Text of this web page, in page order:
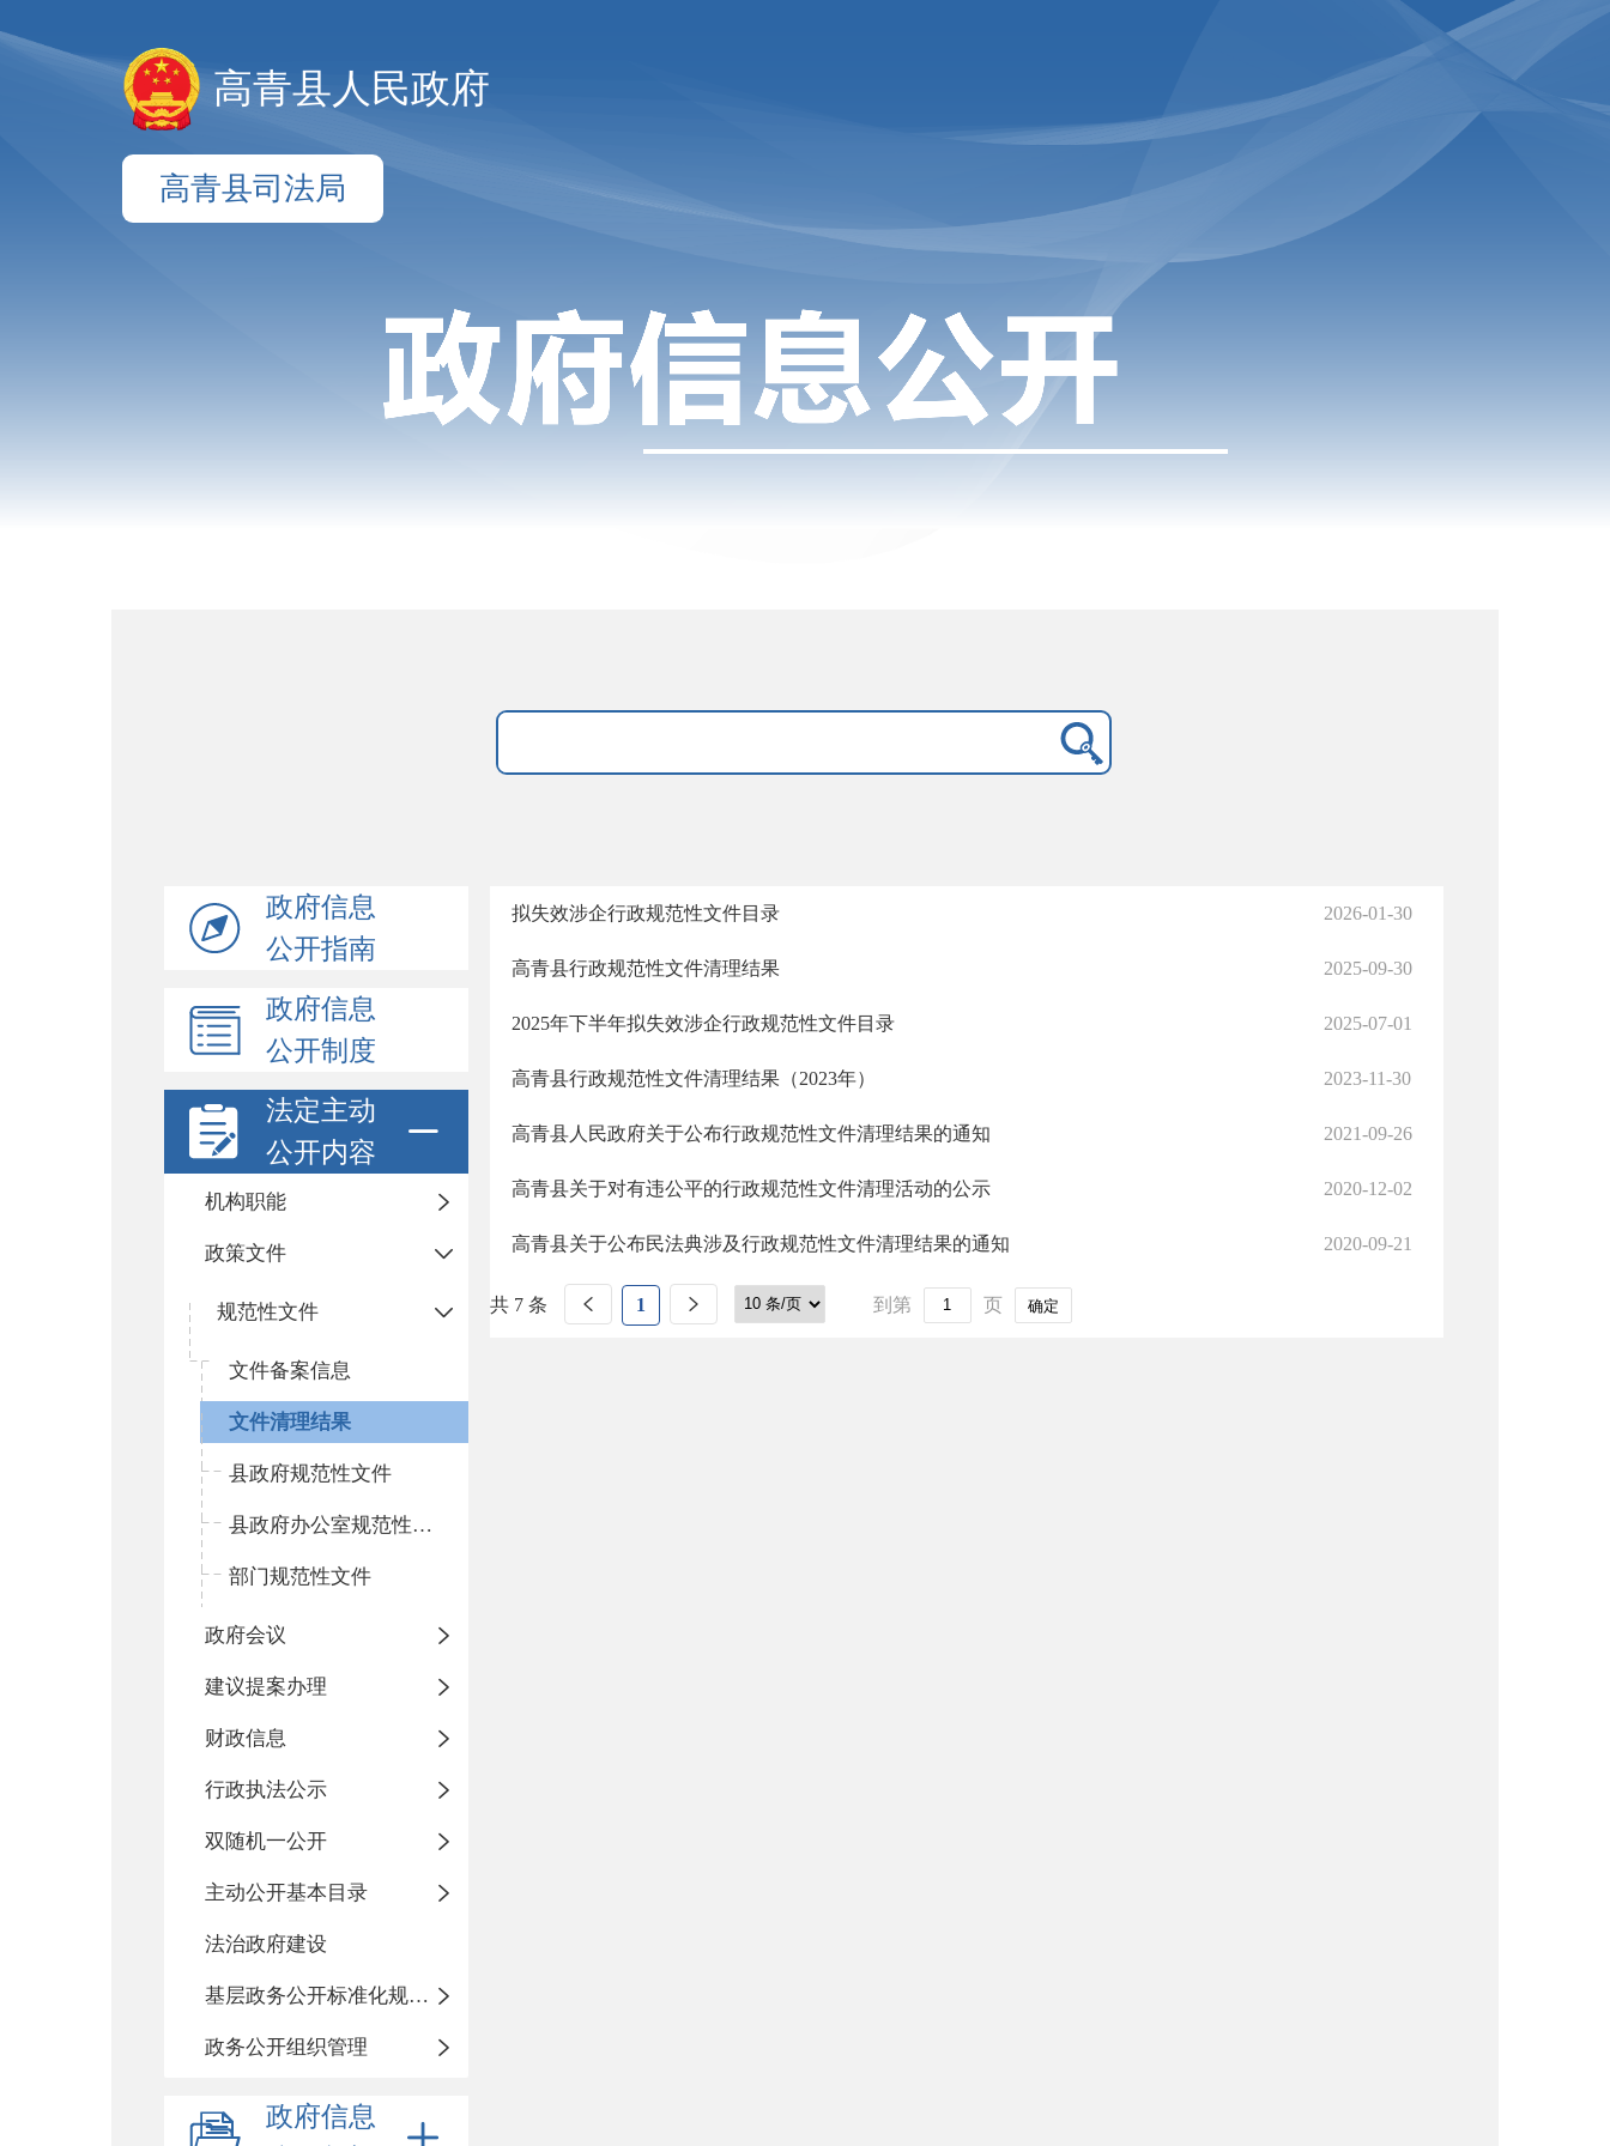
高青县人民政府
高青县司法局
政府信息
公开指南
政府信息
公开制度
法定主动
公开内容
机构职能
政策文件
规范性文件
文件备案信息
文件清理结果
县政府规范性文件
县政府办公室规范性文件
部门规范性文件
政府会议
建议提案办理
财政信息
行政执法公示
双随机一公开
主动公开基本目录
法治政府建设
基层政务公开标准化规范化
政务公开组织管理
政府信息
拟失效涉企行政规范性文件目录 2026-01-30
高青县行政规范性文件清理结果 2025-09-30
2025年下半年拟失效涉企行政规范性文件目录 2025-07-01
高青县行政规范性文件清理结果（2023年） 2023-11-30
高青县人民政府关于公布行政规范性文件清理结果的通知 2021-09-26
高青县关于对有违公平的行政规范性文件清理活动的公示 2020-12-02
高青县关于公布民法典涉及行政规范性文件清理结果的通知 2020-09-21
共 7 条 1 到第 页 确定